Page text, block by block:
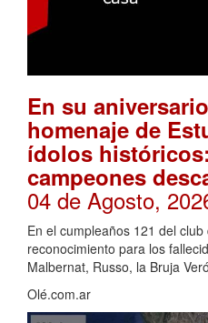
En su
homenaje de
ídolos
campeones
04 de Agosto,
En el cumpleaños 121 del
reconocimiento para los
Malbernat, Russo, la Bruja
Olé.com.ar